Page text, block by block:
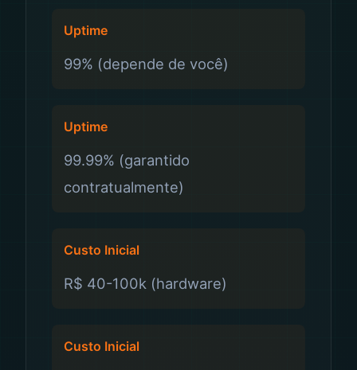
Uptime
99% (depende de você)
Uptime
99.99% (garantido
contratualmente)
Custo Inicial
R$ 40-100k (hardware)
Custo Inicial